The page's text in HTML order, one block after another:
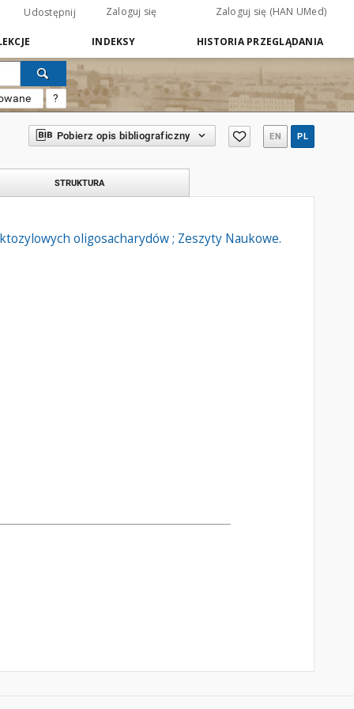
Udostępnij Zaloguj się Zaloguj się (HAN UMed)
INDEKSY HISTORIA PRZEGLĄDANIA
?
Pobierz opis bibliograficzny EN PL
STRUKTURA
oligosacharydów ; Zeszyty Naukowe.